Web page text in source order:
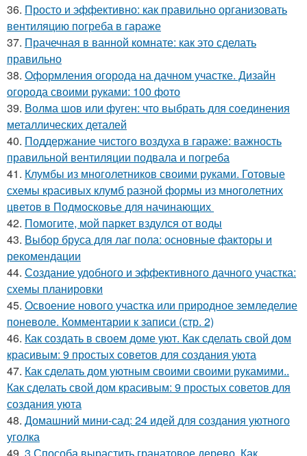
36. Просто и эффективно: как правильно организовать
вентиляцию погреба в гараже
37. Прачечная в ванной комнате: как это сделать
правильно
38. Оформления огорода на дачном участке. Дизайн
огорода своими руками: 100 фото
39. Волма шов или фуген: что выбрать для соединения
металлических деталей
40. Поддержание чистого воздуха в гараже: важность
правильной вентиляции подвала и погреба
41. Клумбы из многолетников своими руками. Готовые
схемы красивых клумб разной формы из многолетних
цветов в Подмосковье для начинающих
42. Помогите, мой паркет вздулся от воды
43. Выбор бруса для лаг пола: основные факторы и
рекомендации
44. Создание удобного и эффективного дачного участка:
схемы планировки
45. Освоение нового участка или природное земледелие
поневоле. Комментарии к записи (стр. 2)
46. Как создать в своем доме уют. Как сделать свой дом
красивым: 9 простых советов для создания уюта
47. Как сделать дом уютным своими своими рукамими..
Как сделать свой дом красивым: 9 простых советов для
создания уюта
48. Домашний мини-сад: 24 идей для создания уютного
уголка
49. 3 Способа вырастить гранатовое дерево. Как